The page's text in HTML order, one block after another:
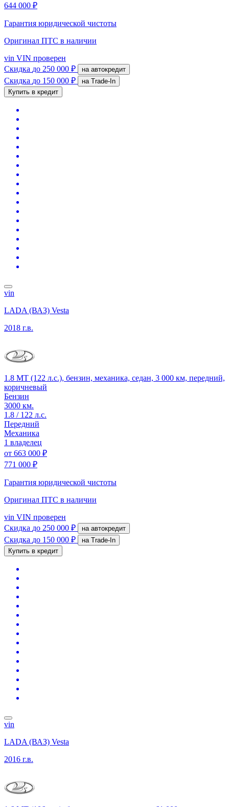
644 000 ₽
Гарантия юридической чистоты
Оригинал ПТС в наличии
vin VIN проверен
Скидка до 250 000 ₽ на автокредит
Скидка до 150 000 ₽
на Trade-In
Купить в кредит
vin
LADA (ВАЗ) Vesta
2018 г.в.
1.8 MT (122 л.с.), бензин, механика, седан, 3 000 км, передний,
коричневый
Бензин
3000 км.
1.8 / 122 л.с.
Передний
Механика
1 владелец
от 663 000 ₽
771 000 ₽
Гарантия юридической чистоты
Оригинал ПТС в наличии
vin VIN проверен
Скидка до 250 000 ₽ на автокредит
Скидка до 150 000 ₽
на Trade-In
Купить в кредит
vin
LADA (ВАЗ) Vesta
2016 г.в.